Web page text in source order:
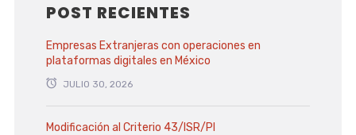
POST RECIENTES
Empresas Extranjeras con operaciones en
plataformas digitales en México
JULIO 30, 2026
Modificación al Criterio 43/ISR/PI